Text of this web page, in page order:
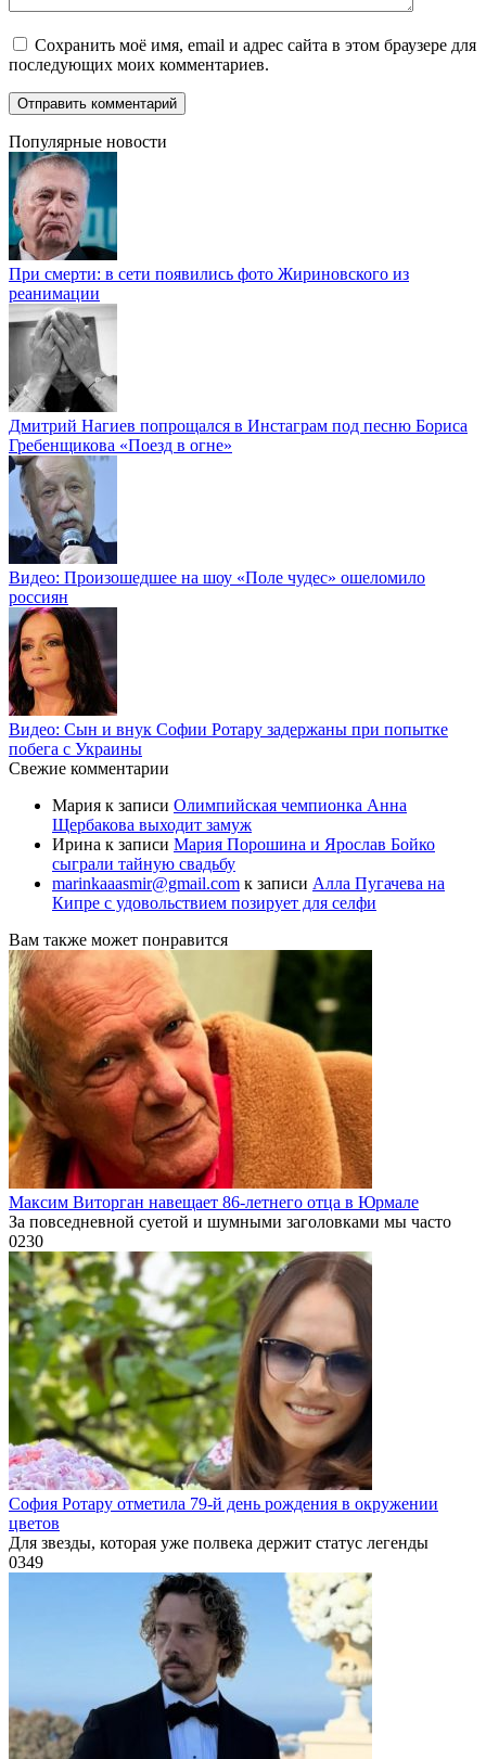
Сохранить моё имя, email и адрес сайта в этом браузере для
последующих моих комментариев.
Популярные новости
При смерти: в сети появились фото Жириновского из
реанимации
Дмитрий Нагиев попрощался в Инстаграм под песню Бориса
Гребенщикова «Поезд в огне»
Видео: Произошедшее на шоу «Поле чудес» ошеломило
россиян
Видео: Сын и внук Софии Ротару задержаны при попытке
побега с Украины
Свежие комментарии
Мария к записи Олимпийская чемпионка Анна
Щербакова выходит замуж
Ирина к записи Мария Порошина и Ярослав Бойко
сыграли тайную свадьбу
marinkaaasmir@gmail.com к записи Алла Пугачева на
Кипре с удовольствием позирует для селфи
Вам также может понравится
Максим Виторган навещает 86-летнего отца в Юрмале
За повседневной суетой и шумными заголовками мы часто
0230
София Ротару отметила 79-й день рождения в окружении
цветов
Для звезды, которая уже полвека держит статус легенды
0349